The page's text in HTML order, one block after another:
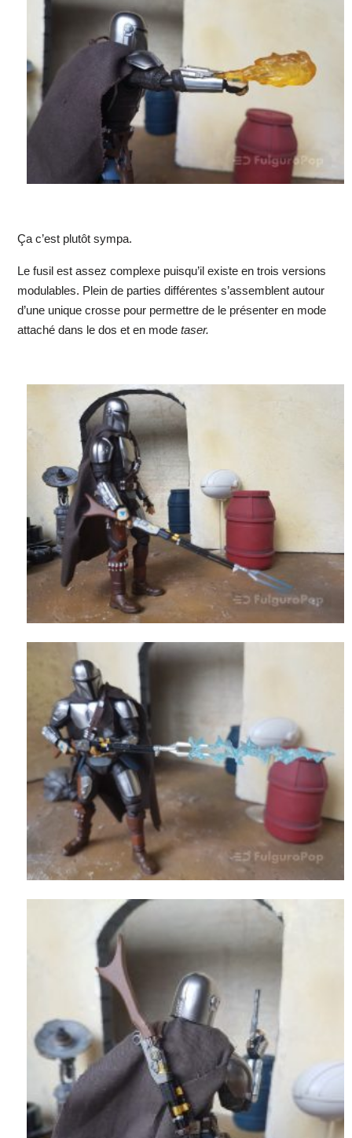
Ça c’est plutôt sympa.
Le fusil est assez complexe puisqu’il existe en trois versions
modulables. Plein de parties différentes s’assemblent autour
d’une unique crosse pour permettre de le présenter en mode
attaché dans le dos et en mode taser.